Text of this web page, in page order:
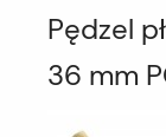
Pędzel
36 mm